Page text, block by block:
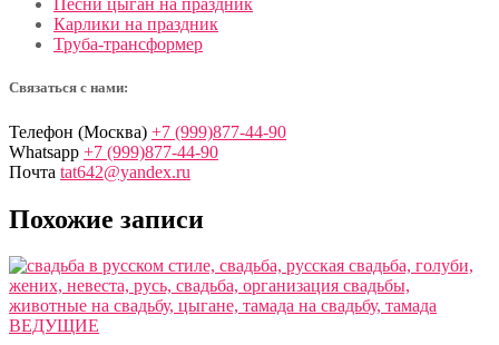
Песни цыган на праздник
Карлики на праздник
Труба-трансформер
Связаться с нами:
Телефон (Москва) +7 (999)877-44-90
Whatsapp +7 (999)877-44-90
Почта tat642@yandex.ru
Похожие записи
ВЕДУЩИЕ